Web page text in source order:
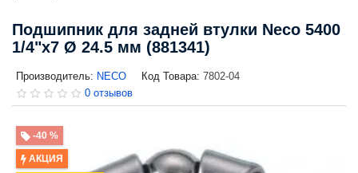
Подшипник для задней втулки Neco 5400
1/4"x7 Ø 24.5 мм (881341)
Производитель: NECO Код Товара: 7802-04
0 отзывов
-40 %
АКЦИЯ